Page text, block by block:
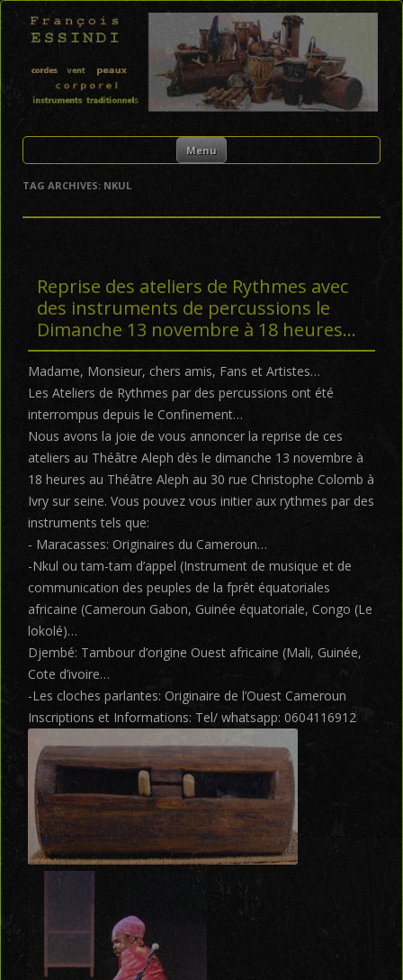
FRANÇOIS ESSINDI
Menu Skip to content
TAG ARCHIVES: NKUL
Reprise des ateliers de Rythmes avec
des instruments de percussions le
Dimanche 13 novembre à 18 heures…
Madame, Monsieur, chers amis, Fans et Artistes…
Les Ateliers de Rythmes par des percussions ont été
interrompus depuis le Confinement…
Nous avons la joie de vous annoncer la reprise de ces
ateliers au Théâtre Aleph dès le dimanche 13 novembre à
18 heures au Théâtre Aleph au 30 rue Christophe Colomb à
Ivry sur seine. Vous pouvez vous initier aux rythmes par des
instruments tels que:
- Maracasses: Originaires du Cameroun…
-Nkul ou tam-tam d’appel (Instrument de musique et de
communication des peuples de la fprêt équatoriales
africaine (Cameroun Gabon, Guinée équatoriale, Congo (Le
lokolé)…
Djembé: Tambour d’origine Ouest africaine (Mali, Guinée,
Cote d’ivoire…
-Les cloches parlantes: Originaire de l’Ouest Cameroun
Inscriptions et Informations: Tel/ whatsapp: 0604116912